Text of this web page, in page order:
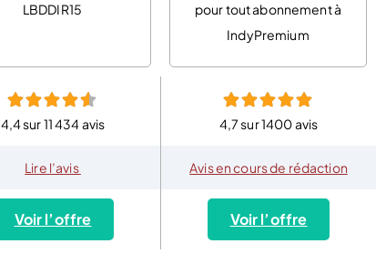
LBDDIR15
4,4 sur 11 434 avis
Lire l’avis
Voir l’offre
pour tout abonnement à
IndyPremium
4,7 sur 1400 avis
Avis en cours de rédaction
Voir l’offre